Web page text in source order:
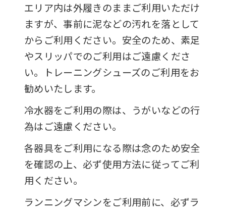
エリア内は外履きのままご利用いただけ
ますが、事前に泥などの汚れを落として
からご利用ください。安全のため、素足
やスリッパでのご利用はご遠慮くださ
い。トレーニングシューズのご利用をお
勧めいたします。
冷水器をご利用の際は、うがいなどの行
為はご遠慮ください。
各器具をご利用になる際は念のため安全
を確認の上、必ず使用方法に従ってご利
用ください。
ランニングマシンをご利用前に、必ずラ